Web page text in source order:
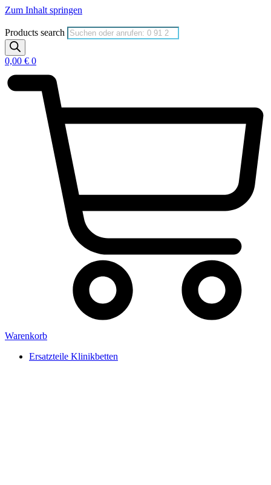
Zum Inhalt springen
Products search
0,00 € 0
Warenkorb
Ersatzteile Klinikbetten